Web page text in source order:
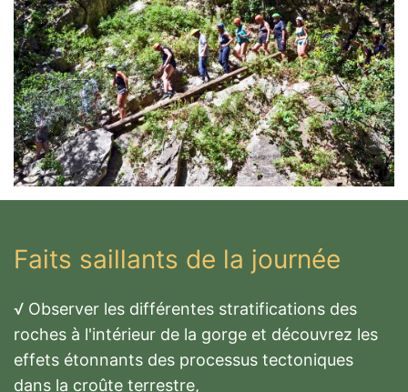
Faits saillants de la journée
√ Observer les différentes stratifications des
roches à l'intérieur de la gorge et découvrez les
effets étonnants des processus tectoniques
dans la croûte terrestre,